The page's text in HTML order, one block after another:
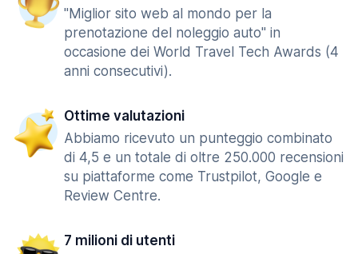
"Miglior sito web al mondo per la
prenotazione del noleggio auto" in
occasione dei World Travel Tech Awards (4
anni consecutivi).
Ottime valutazioni
Abbiamo ricevuto un punteggio combinato
di 4,5 e un totale di oltre 250.000 recensioni
su piattaforme come Trustpilot, Google e
Review Centre.
7 milioni di utenti